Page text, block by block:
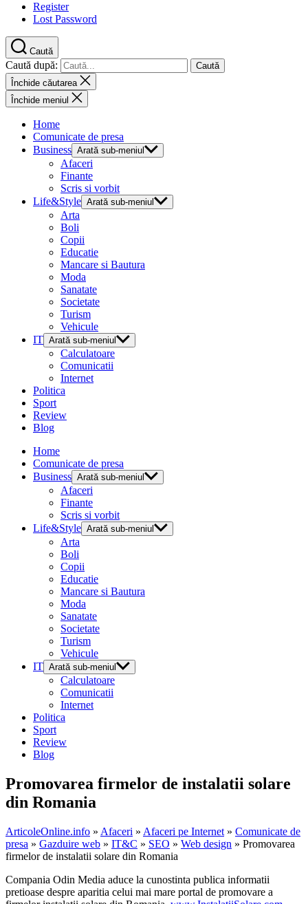
Register
Lost Password
Caută
Caută după:
Închide căutarea
Închide meniul
Home
Comunicate de presa
Business Arată sub-meniul
Afaceri
Finante
Scris si vorbit
Life&Style Arată sub-meniul
Arta
Boli
Copii
Educatie
Mancare si Bautura
Moda
Sanatate
Societate
Turism
Vehicule
IT Arată sub-meniul
Calculatoare
Comunicatii
Internet
Politica
Sport
Review
Blog
Home
Comunicate de presa
Business Arată sub-meniul
Afaceri
Finante
Scris si vorbit
Life&Style Arată sub-meniul
Arta
Boli
Copii
Educatie
Mancare si Bautura
Moda
Sanatate
Societate
Turism
Vehicule
IT Arată sub-meniul
Calculatoare
Comunicatii
Internet
Politica
Sport
Review
Blog
Promovarea firmelor de instalatii solare
din Romania
ArticoleOnline.info » Afaceri » Afaceri pe Internet » Comunicate de
presa » Gazduire web » IT&C » SEO » Web design » Promovarea
firmelor de instalatii solare din Romania
Compania Odin Media aduce la cunostinta publica informatii
pretioase despre aparitia celui mai mare portal de promovare a